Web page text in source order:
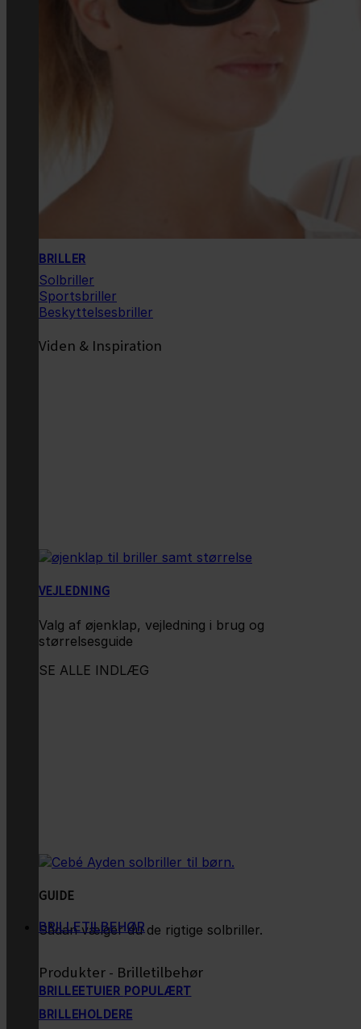
BRILLER
Solbriller
Sportsbriller
Beskyttelsesbriller
Viden & Inspiration
VEJLEDNING
Valg af øjenklap, vejledning i brug og
størrelsesguide
SE ALLE INDLÆG
GUIDE
Sådan vælger du de rigtige solbriller.
BRILLETILBEHØR
Produkter - Brilletilbehør
BRILLEETUIER
BRILLEHOLDERE